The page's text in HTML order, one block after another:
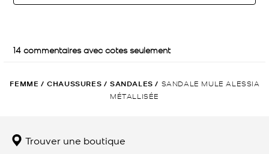
FEMME / CHAUSSURES / SANDALES / SANDALE MULE ALESSIA
MÉTALLISÉE
Trouver une boutique